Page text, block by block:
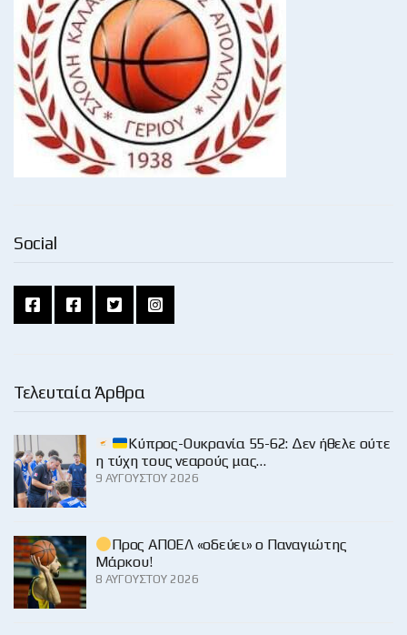
Social
Τελευταία Άρθρα
Κύπρος-Ουκρανία 55-62: Δεν ήθελε ούτε
η τύχη τους νεαρούς μας…
9 ΑΥΓΟΎΣΤΟΥ 2026
Προς ΑΠΟΕΛ «οδεύει» ο Παναγιώτης
Μάρκου!
8 ΑΥΓΟΎΣΤΟΥ 2026